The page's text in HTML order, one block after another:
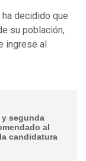
decidido que
su población,
ingrese al
segunda
al
candidatura